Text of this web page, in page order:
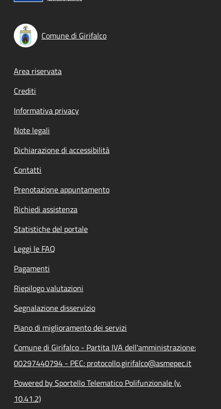
Comune di Girifalco
Footer menu
Area riservata
Crediti
Informativa privacy
Note legali
Dichiarazione di accessibilità
Contatti
Prenotazione appuntamento
Richiedi assistenza
Statistiche del portale
Leggi le FAQ
Pagamenti
Riepilogo valutazioni
Segnalazione disservizio
Piano di miglioramento dei servizi
Comune di Girifalco - Partita IVA dell'amministrazione:
00297440794 - PEC: protocollo.girifalco@asmepec.it
Powered by Sportello Telematico Polifunzionale (v.
10.41.2)